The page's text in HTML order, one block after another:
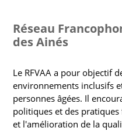
Réseau
des Ainés
Le RFVAA a pour objectif
environnements inclusifs
personnes âgées. Il
politiques et des
et l'amélioration de la